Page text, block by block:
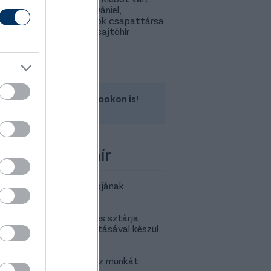
Gazdag Dániel,
világbajnok csapattársa
is lehet - sajtóhír
minket a Facebookon is!
több Fradi-hír
az NBI 1. és 2. fordulójának
eurós új igazolással és sztárja
meghosszabbításával készül
Fradi ellen
kitartó volt, sok plusz munkát